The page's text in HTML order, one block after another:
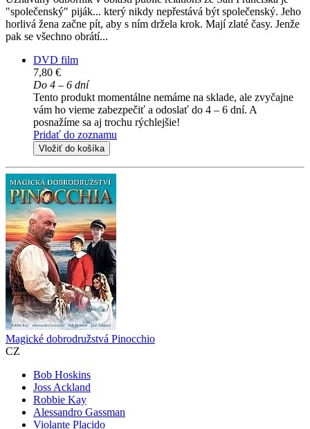
"společenský" piják... který nikdy nepřestává být společenský. Jeho
horlivá žena začne pít, aby s ním držela krok. Mají zlaté časy. Jenže
pak se všechno obrátí...
DVD film
7,80 €
Do 4 – 6 dní
Tento produkt momentálne nemáme na sklade, ale zvyčajne
vám ho vieme zabezpečiť a odoslať do 4 – 6 dní. A
posnažíme sa aj trochu rýchlejšie!
Pridať do zoznamu
Vložiť do košíka
Magické dobrodružstvá Pinocchio
CZ
Bob Hoskins
Joss Ackland
Robbie Kay
Alessandro Gassman
Violante Placido